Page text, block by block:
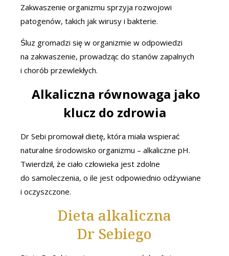
Zakwaszenie organizmu sprzyja rozwojowi
patogenów, takich jak wirusy i bakterie.
Śluz gromadzi się w organizmie w odpowiedzi
na zakwaszenie, prowadząc do stanów zapalnych
i chorób przewlekłych.
Alkaliczna równowaga jako
klucz do zdrowia
Dr Sebi promował dietę, która miała wspierać
naturalne środowisko organizmu – alkaliczne pH.
Twierdził, że ciało człowieka jest zdolne
do samoleczenia, o ile jest odpowiednio odżywiane
i oczyszczone.
Dieta alkaliczna
Dr Sebiego